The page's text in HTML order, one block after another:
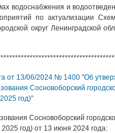
водоснабжения и
по актуализации
округ Ленинградской
от 13/06/2024 № 1400 "Об
Сосновоборский
год)"
Сосновоборский
год) от 13 июня 2024 года: